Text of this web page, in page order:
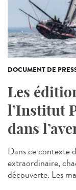
DOCUMENT DE
Les
l’Institut
dans
Dans ce contexte
extraordinaire,
découverte. Les